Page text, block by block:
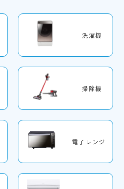
洗濯機
掃除機
電子レンジ